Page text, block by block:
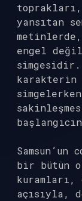
yansıtan
engel
karakterin
bir bütün
açısıyla,